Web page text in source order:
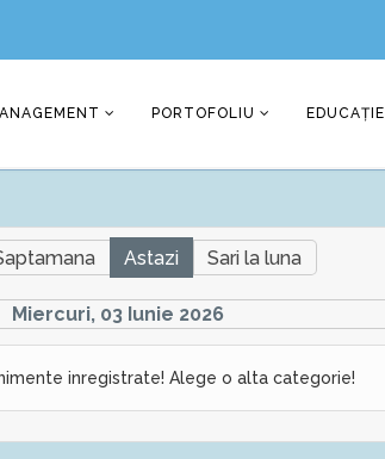
PORTOFOLIU EDUCAȚIE
Astazi Sari la luna
Miercuri, 03 Iunie 2026
inregistrate! Alege o alta categorie!